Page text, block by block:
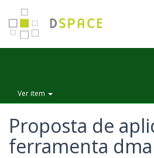
Ver item
Proposta de
ferramenta